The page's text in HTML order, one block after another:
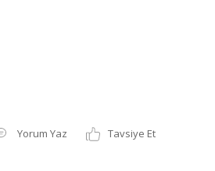
Yorum Yaz
Tavsiye Et